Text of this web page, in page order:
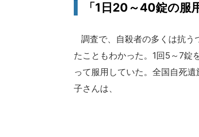
「1日20～40錠の服
調査で、自殺者の多くは抗う
たこともわかった。1回5～7錠
って服用していた。全国自死
子さんは、